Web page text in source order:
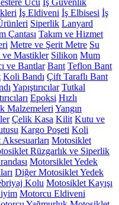
Ucu İş Güvenlik
İş Eldiveni İş Elbisesi İş
Siperlik Lanyard
Çantası Takım ve Hizmet
Metre ve Şerit Metre Su
Mastikler Silikon Mum
ve Bantlar Bant Teflon Bant
Koli Bandı Çift Taraflı Bant
Yapıştırıcılar Tutkal
Epoksi Hızlı
Malzemeleri Yangın
Çelik Kasa Kilit Kutu ve
Kargo Poşeti Koli
Motosiklet
Rüzgarlık ve Siperlik
Motorsiklet Yedek
Diğer Motosiklet Yedek
Kolu Motosiklet Kayışı
Motorcu Eldiveni